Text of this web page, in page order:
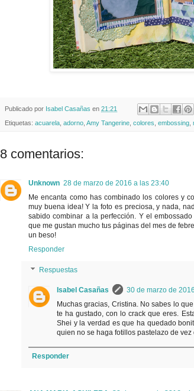
Publicado por Isabel Casañas en 21:21
Etiquetas: acuarela adorno Amy Tangerine colores embossing
8 comentarios:
Unknown 28 de marzo de 2016 a las 23:40
Me encanta como has combinado los colores y
muy buena idea! Y la foto es preciosa, y nada,
sabido combinar a la perfección. Y el
que me gustan mucho tus páginas del mes de
un beso!
Responder
Respuestas
Isabel Casañas
30 de marzo de
Muchas gracias, Cristina. No sabes lo
te ha gustado, con lo crack que eres.
Shei y la verdad es que ha quedado
quien no se haga fotillos pastelazo de
Responder